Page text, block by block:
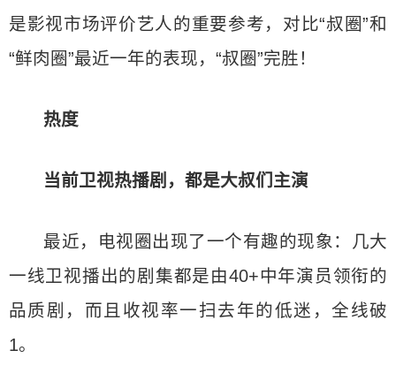
是影视市场评价艺人的重要参考，对比“叔圈”和
“鲜肉圈”最近一年的表现，“叔圈”完胜！
热度
当前卫视热播剧，都是大叔们主演
最近，电视圈出现了一个有趣的现象：几大
一线卫视播出的剧集都是由40+中年演员领衔的
品质剧，而且收视率一扫去年的低迷，全线破
1。